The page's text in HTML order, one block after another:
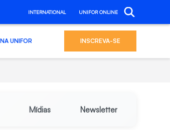
INTERNATIONAL UNIFOR ONLINE
UNIFOR INSCREVA-SE
Mídias Newsletter